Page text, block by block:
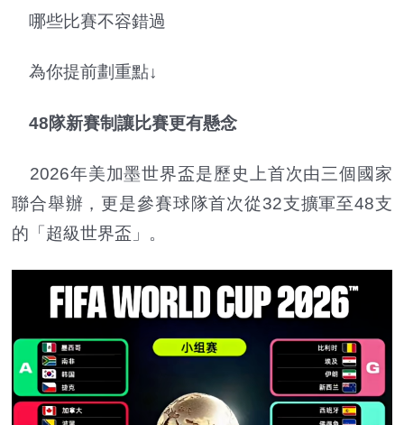
哪些比賽不容錯過
為你提前劃重點↓
48隊新賽制讓比賽更有懸念
2026年美加墨世界盃是歷史上首次由三個國家
聯合舉辦，更是參賽球隊首次從32支擴軍至48支
的「超級世界盃」。